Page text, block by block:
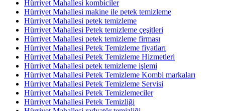
Hürriyet Mahallesi kombiciler
Hürriyet Mahallesi makine ile petek temizleme
Hürriyet Mahallesi petek temizleme
Hürriyet Mahallesi Petek temizleme çeşitleri
Hürriyet Mahallesi petek temizleme firması
Hürriyet Mahallesi Petek Temizleme fiyatları
Hürriyet Mahallesi Petek Temizleme Hizmetleri
Hürriyet Mahallesi petek temizleme işlemi
Hürriyet Mahallesi Petek Temizleme Kombi markaları
Hürriyet Mahallesi Petek Temizleme Servisi
Hürriyet Mahallesi Petek Temizlemeciler
Hürriyet Mahallesi Petek Temizliği